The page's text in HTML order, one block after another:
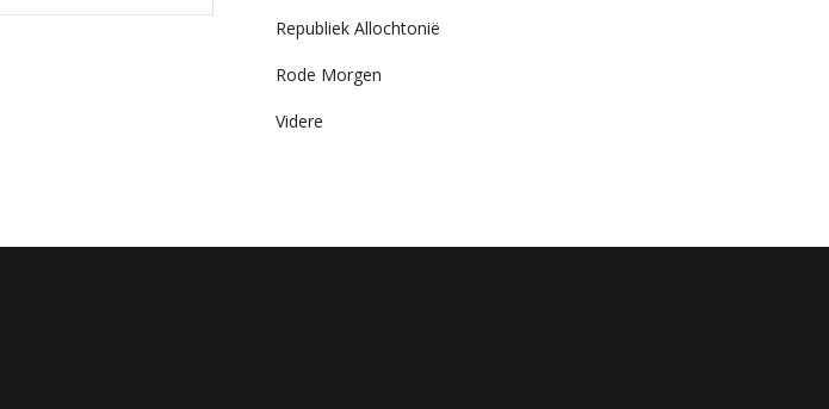
Republiek Allochtonië
Rode Morgen
Videre